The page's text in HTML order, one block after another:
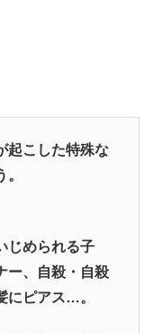
起こした特殊な
じめられる子
ー、自殺・自殺
にピアス…。